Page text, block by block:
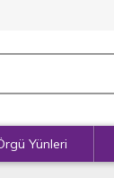
Yünleri